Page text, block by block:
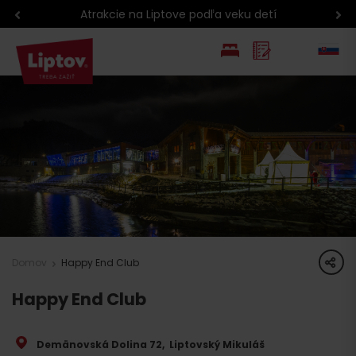
Atrakcie na Liptove podľa veku detí
Happy End Club share
Happy End Club
Demänovská Dolina 72, Liptovský Mikuláš